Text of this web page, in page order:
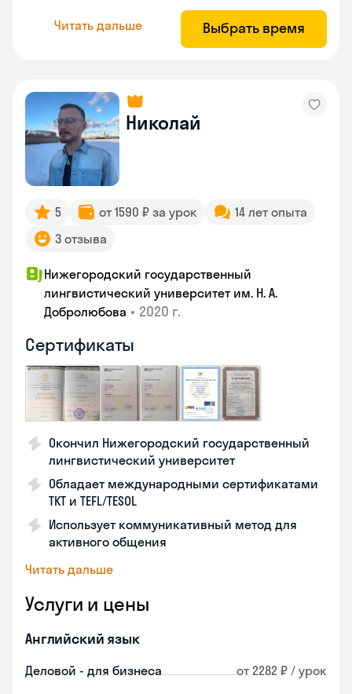
Читать дальше Выбрать время
Николай
5 от 1590 ₽ за урок
14 лет опыта
3 отзыва
Нижегородский государственный
лингвистический университет им. Н. А.
Добролюбова • 2020 г.
Сертификаты
Окончил Нижегородский государственный
лингвистический университет
Обладает международными сертификатами
TKT и TEFL/TESOL
Использует коммуникативный метод для
активного общения
Читать дальше
Услуги и цены
Английский язык
Деловой - для бизнеса от 2282 ₽ / урок